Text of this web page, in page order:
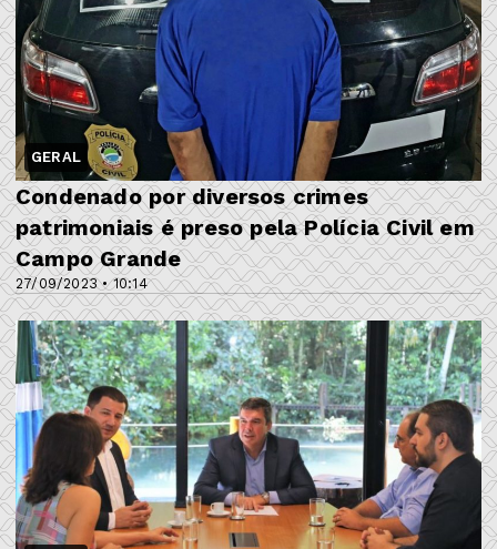
GERAL
27/09/2023 • 10:14
Condenado por diversos crimes
patrimoniais é preso pela Polícia Civil em
Campo Grande